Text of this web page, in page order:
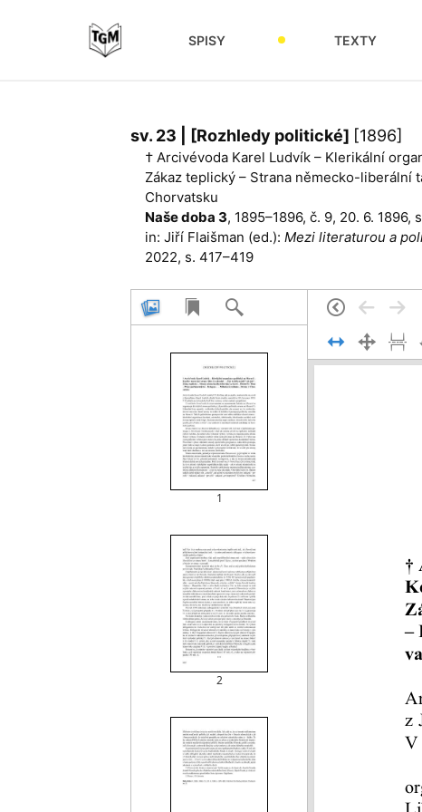
SPISY TEXTY
sv. 23 | [Rozhledy politické] [1896]
† Arcivévoda Karel Ludvík – Klerikální
Zákaz teplický – Strana německo-liberální
Chorvatsku
Naše doba 3, 1895–1896, č. 9, 20. 6.
in: Jiří Flaišman (ed.): Mezi literaturou a
2022, s. 417–419